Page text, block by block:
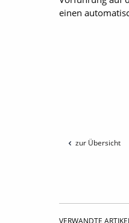
einen
zur Übersicht
VERWANDTE